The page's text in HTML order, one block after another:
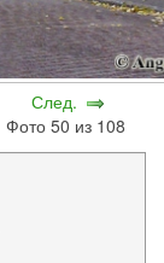
След.
Фото 50 из 108